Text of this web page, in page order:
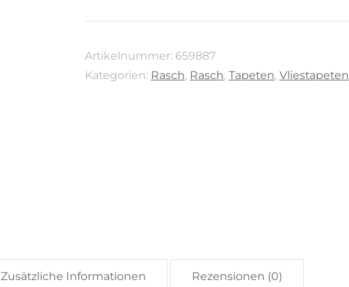
Kollektion
von
Rasch,
Artikelnummer: 659887
Kategorien: Rasch, Rasch, Tapeten, Vliestapeten
Zusätzliche Informationen Rezensionen (0)